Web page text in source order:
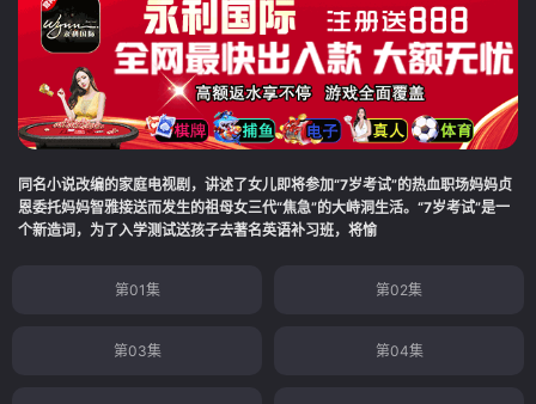
同名小说改编的家庭电视剧，讲述了女儿即将参加“7岁考试”的热血职场妈妈贞
恩委托妈妈智雅接送而发生的祖母女三代“焦急”的大峙洞生活。“7岁考试”是一
个新造词，为了入学测试送孩子去著名英语补习班，将愉
第01集 第02集
第03集 第04集